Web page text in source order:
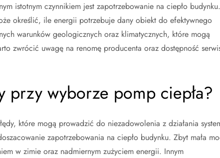
istotnym czynnikiem jest zapotrzebowanie na ciepło budynku.
określić, ile energii potrzebuje dany obiekt do efektywnego
warunków geologicznych oraz klimatycznych, które mogą
zwrócić uwagę na renomę producenta oraz dostępność
przy wyborze pomp ciepła?
które mogą prowadzić do niezadowolenia z działania
zapotrzebowania na ciepło budynku. Zbyt mała
w zimie oraz nadmiernym zużyciem energii. Innym